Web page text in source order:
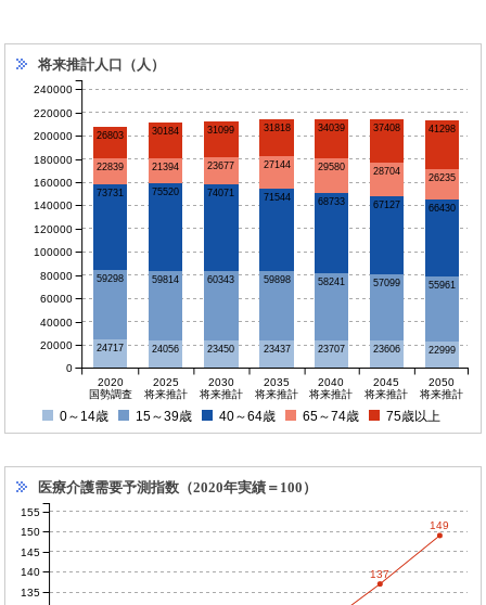
将来推計人口（人）
24717 24056 23450 23437 23707 23606 22999
59298 59814 60343 59898 58241 57099 55961
73731 75520 74071 71544 68733 67127 66430
22839 21394 23677 27144 29580 28704
26235
26803 30184 31099 31818 34039 37408 41298
2020
国勢調査
2025
将来推計
2030
将来推計
2035
将来推計
2040
将来推計
2045
将来推計
2050
将来推計
0
20000
40000
60000
80000
100000
120000
140000
160000
180000
200000
220000
240000
0～14歳 15～39歳 40～64歳 65～74歳 75歳以上
医療介護需要予測指数（2020年実績＝100）
137
149
135
140
145
150
155